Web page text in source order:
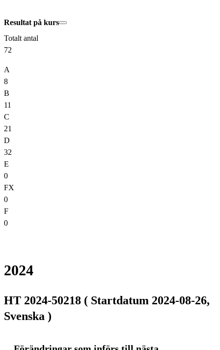
Resultat på kurs
Totalt antal
72
A
8
B
11
C
21
D
32
E
0
FX
0
F
0
2024
HT 2024-50218 ( Startdatum 2024-08-26,
Svenska )